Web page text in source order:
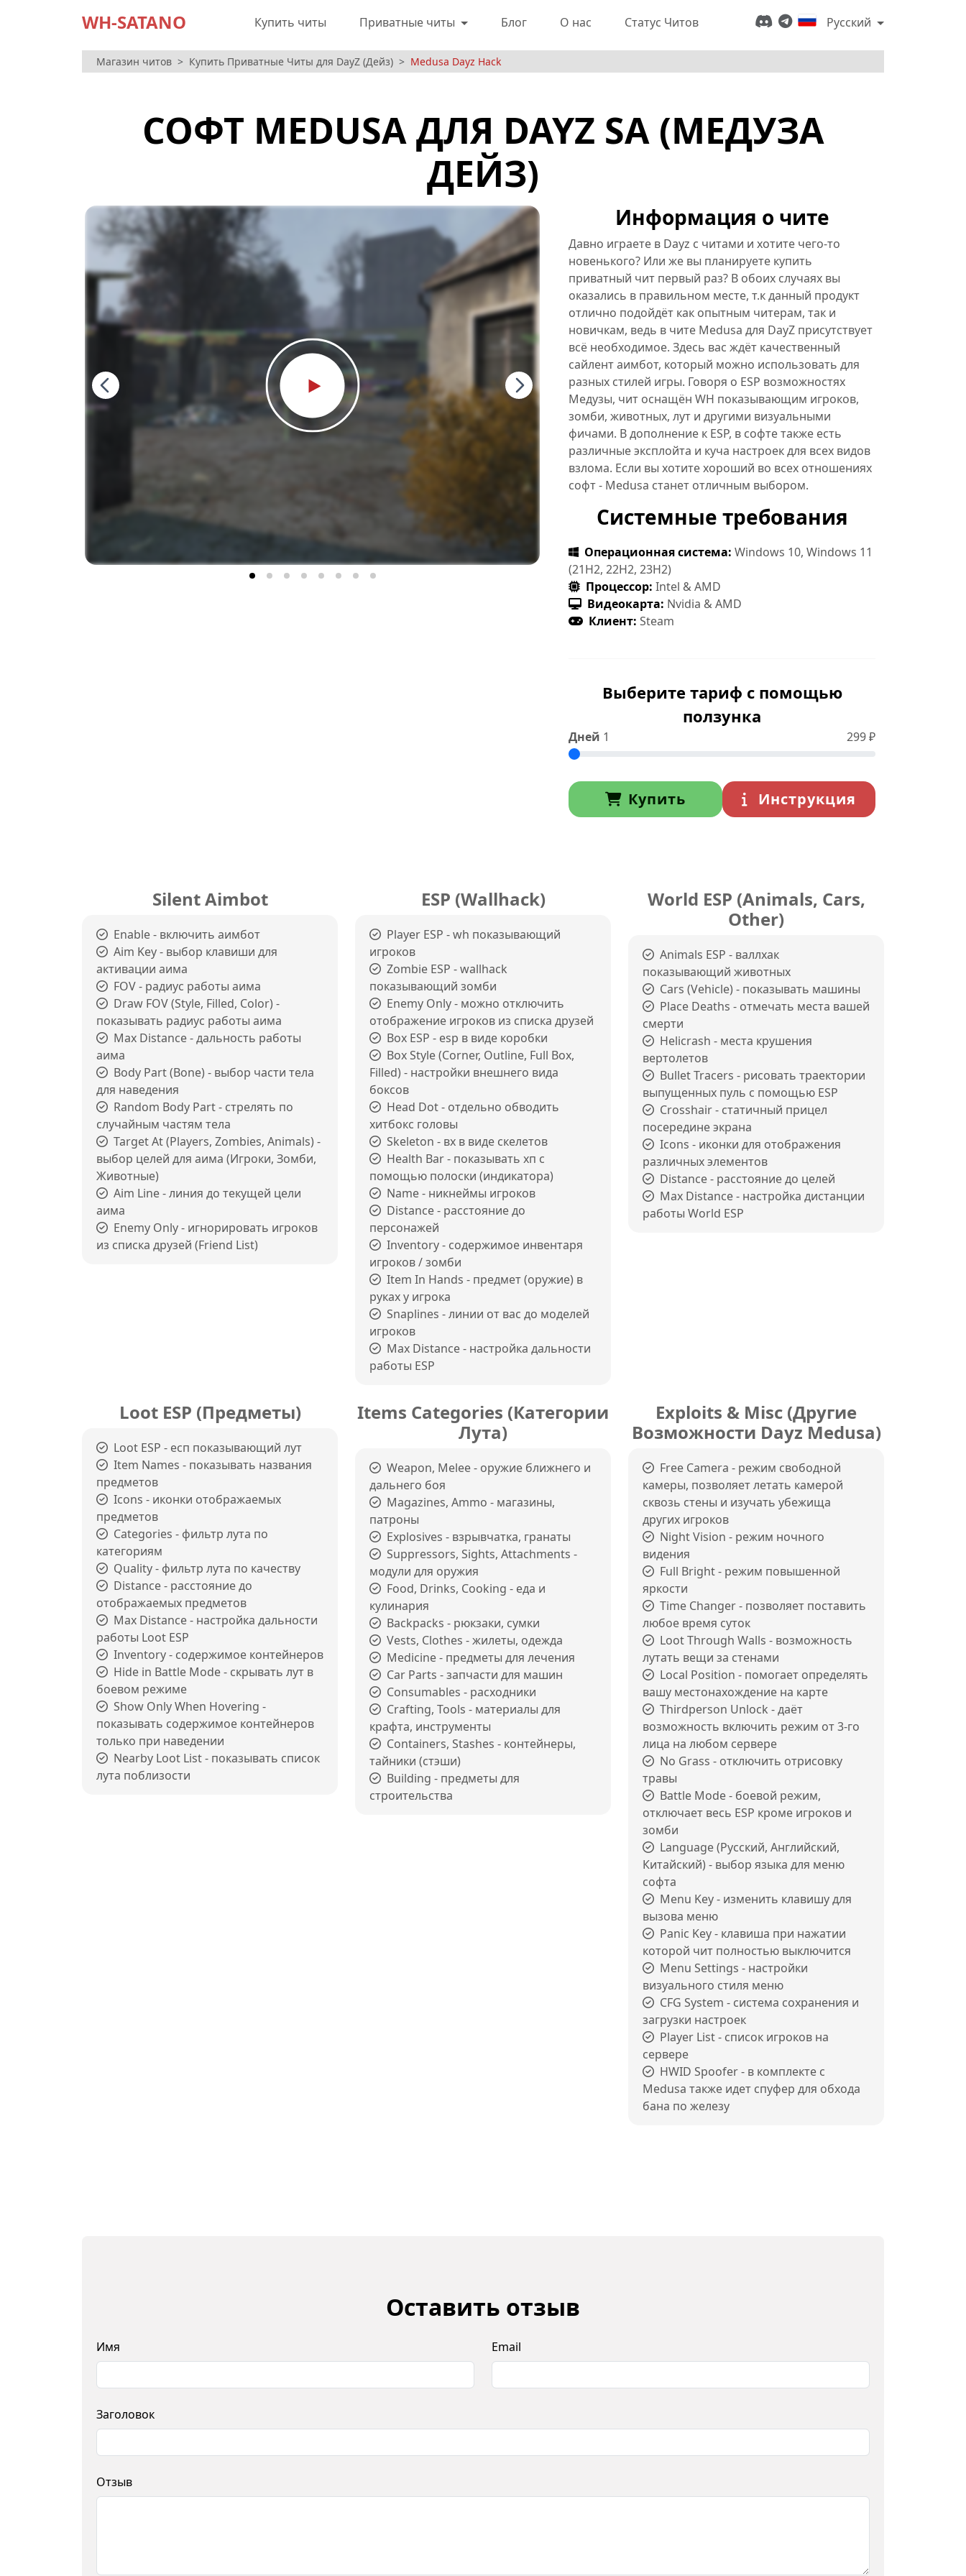
WH-SATANO Купить читы Приватные читы Блог О нас Статус Читов Русский
Магазин читов Купить Приватные Читы для DayZ (Дейз) Medusa Dayz Hack
СОФТ MEDUSA ДЛЯ DAYZ SA (МЕДУЗА
ДЕЙЗ)
Информация о чите
Давно играете в Dayz с читами и хотите чего-то
новенького? Или же вы планируете купить
приватный чит первый раз? В обоих случаях вы
оказались в правильном месте, т.к данный продукт
отлично подойдёт как опытным читерам, так и
новичкам, ведь в чите Medusa для DayZ присутствует
всё необходимое. Здесь вас ждёт качественный
сайлент аимбот, который можно использовать для
разных стилей игры. Говоря о ESP возможностях
Медузы, чит оснащён WH показывающим игроков,
зомби, животных, лут и другими визуальными
фичами. В дополнение к ESP, в софте также есть
различные эксплойта и куча настроек для всех видов
взлома. Если вы хотите хороший во всех отношениях
софт - Medusa станет отличным выбором.
Системные требования
Операционная система: Windows 10, Windows 11
(21H2, 22H2, 23H2)
Процессор: Intel & AMD
Видеокарта: Nvidia & AMD
Клиент: Steam
Выберите тариф с помощью
ползунка
Дней 1 299₽
Купить Инструкция
Silent Aimbot
Enable - включить аимбот
Aim Key - выбор клавиши для
активации аима
FOV - радиус работы аима
Draw FOV (Style, Filled, Color) -
показывать радиус работы аима
Max Distance - дальность работы
аима
Body Part (Bone) - выбор части тела
для наведения
Random Body Part - стрелять по
случайным частям тела
Target At (Players, Zombies, Animals) -
выбор целей для аима (Игроки, Зомби,
Животные)
Aim Line - линия до текущей цели
аима
Enemy Only - игнорировать игроков
из списка друзей (Friend List)
ESP (Wallhack)
Player ESP - wh показывающий
игроков
Zombie ESP - wallhack
показывающий зомби
Enemy Only - можно отключить
отображение игроков из списка друзей
Box ESP - esp в виде коробки
Box Style (Corner, Outline, Full Box,
Filled) - настройки внешнего вида
боксов
Head Dot - отдельно обводить
хитбокс головы
Skeleton - вх в виде скелетов
Health Bar - показывать хп с
помощью полоски (индикатора)
Name - никнеймы игроков
Distance - расстояние до
персонажей
Inventory - содержимое инвентаря
игроков / зомби
Item In Hands - предмет (оружие) в
руках у игрока
Snaplines - линии от вас до моделей
игроков
Max Distance - настройка дальности
работы ESP
World ESP (Animals, Cars,
Other)
Animals ESP - валлхак
показывающий животных
Cars (Vehicle) - показывать машины
Place Deaths - отмечать места вашей
смерти
Helicrash - места крушения
вертолетов
Bullet Tracers - рисовать траектории
выпущенных пуль с помощью ESP
Crosshair - статичный прицел
посередине экрана
Icons - иконки для отображения
различных элементов
Distance - расстояние до целей
Max Distance - настройка дистанции
работы World ESP
Loot ESP (Предметы)
Loot ESP - есп показывающий лут
Item Names - показывать названия
предметов
Icons - иконки отображаемых
предметов
Categories - фильтр лута по
категориям
Quality - фильтр лута по качеству
Distance - расстояние до
отображаемых предметов
Max Distance - настройка дальности
работы Loot ESP
Inventory - содержимое контейнеров
Hide in Battle Mode - скрывать лут в
боевом режиме
Show Only When Hovering -
показывать содержимое контейнеров
только при наведении
Nearby Loot List - показывать список
лута поблизости
Items Categories (Категории
Лута)
Weapon, Melee - оружие ближнего и
дальнего боя
Magazines, Ammo - магазины,
патроны
Explosives - взрывчатка, гранаты
Suppressors, Sights, Attachments -
модули для оружия
Food, Drinks, Cooking - еда и
кулинария
Backpacks - рюкзаки, сумки
Vests, Clothes - жилеты, одежда
Medicine - предметы для лечения
Car Parts - запчасти для машин
Consumables - расходники
Crafting, Tools - материалы для
крафта, инструменты
Containers, Stashes - контейнеры,
тайники (стэши)
Building - предметы для
строительства
Exploits & Misc (Другие
Возможности Dayz Medusa)
Free Camera - режим свободной
камеры, позволяет летать камерой
сквозь стены и изучать убежища
других игроков
Night Vision - режим ночного
видения
Full Bright - режим повышенной
яркости
Time Changer - позволяет поставить
любое время суток
Loot Through Walls - возможность
лутать вещи за стенами
Local Position - помогает определять
вашу местонахождение на карте
Thirdperson Unlock - даёт
возможность включить режим от 3-го
лица на любом сервере
No Grass - отключить отрисовку
травы
Battle Mode - боевой режим,
отключает весь ESP кроме игроков и
зомби
Language (Русский, Английский,
Китайский) - выбор языка для меню
софта
Menu Key - изменить клавишу для
вызова меню
Panic Key - клавиша при нажатии
которой чит полностью выключится
Menu Settings - настройки
визуального стиля меню
CFG System - система сохранения и
загрузки настроек
Player List - список игроков на
сервере
HWID Spoofer - в комплекте с
Medusa также идет спуфер для обхода
бана по железу
Оставить отзыв
Имя Email
Заголовок
Отзыв